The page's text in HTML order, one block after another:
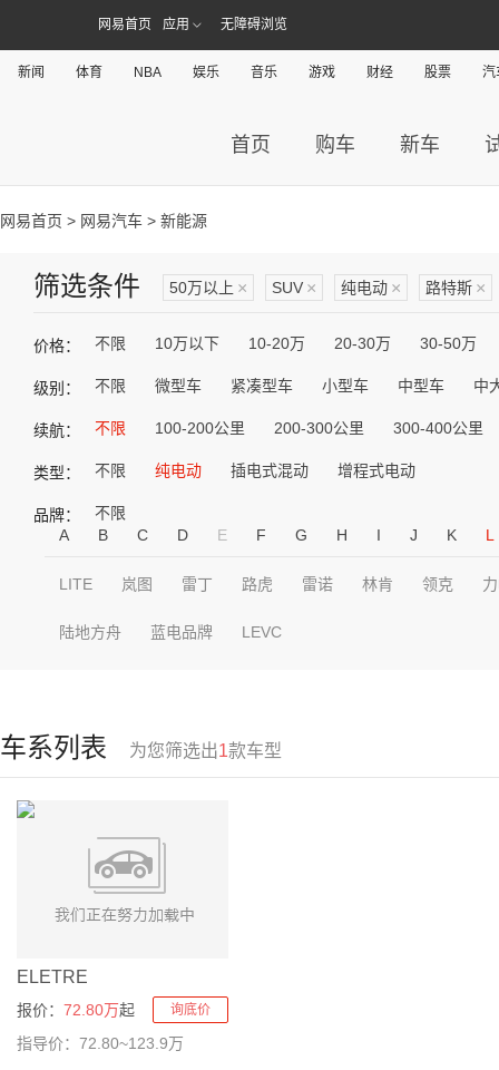
网易首页 应用 无障碍浏览
新闻 体育 NBA 娱乐 音乐 游戏 财经 股票 汽
首页 购车 新车
网易首页 > 网易汽车 > 新能源
筛选条件 50万以上 × SUV × 纯电动 × 路特斯 ×
价格： 不限 10万以下 10-20万 20-30万 30-50万
级别： 不限 微型车 紧凑型车 小型车 中型车 中
续航： 不限 100-200公里 200-300公里 300-400公里
类型： 不限 纯电动 插电式混动 增程式电动
品牌：
不限
A
B C D E F G H I J K L
LITE 岚图 雷丁 路虎 雷诺 林肯 领克
陆地方舟 蓝电品牌 LEVC
车系列表 为您筛选出1款车型
ELETRE
报价： 72.80万起 询底价
指导价：72.80~123.9万